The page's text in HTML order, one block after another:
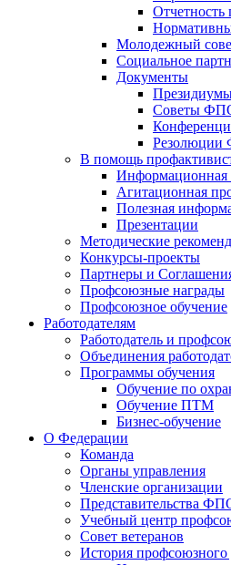
Молодежный
Социальное
Документы
Советы
В помощь
Информационная
Агитационная
Полезная
Презентации
Методические
Конкурсы-проекты
Партнеры и
Профсоюзные награды
Профсоюзное обучение
Работодателям
Работодатель и
Объединения
Программы обучения
Обучение по
Обучение ПТМ
Бизнес-обучение
О Федерации
Команда
Органы управления
Членские организации
Представительства
Учебный центр
Совет ветеранов
История